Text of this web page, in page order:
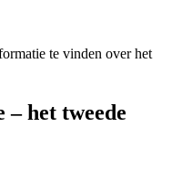
te vinden over het
het tweede